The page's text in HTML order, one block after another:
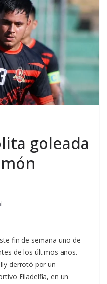
goleada
fin de semana uno de
de los últimos años.
derrotó por un
Filadelfia, en un